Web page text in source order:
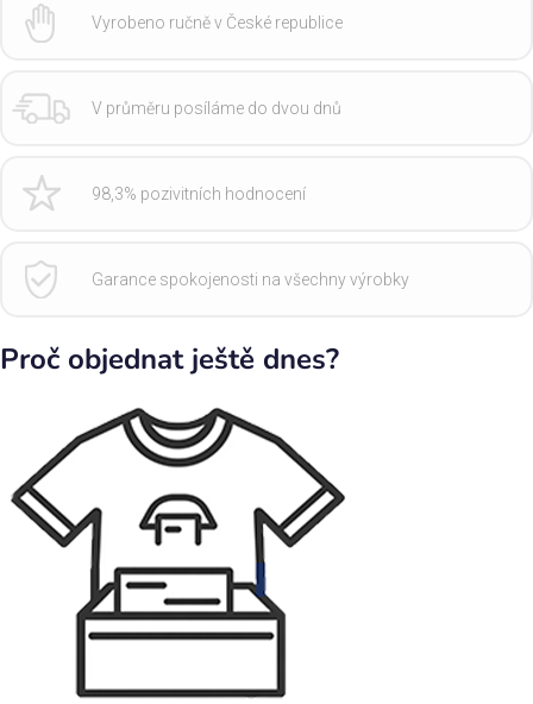
Vyrobeno ručně v České republice
V průměru posíláme do dvou dnů
98,3% pozivitních hodnocení
Garance spokojenosti na všechny výrobky
Proč objednat ještě dnes?